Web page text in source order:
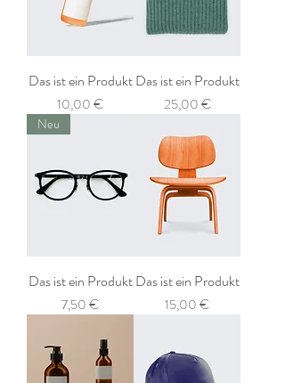
Das ist ein Produkt
Preis
10,00 €
Das ist ein Produkt
Preis
25,00 €
Neu
Das ist ein Produkt
Preis
7,50 €
Das ist ein Produkt
Preis
15,00 €